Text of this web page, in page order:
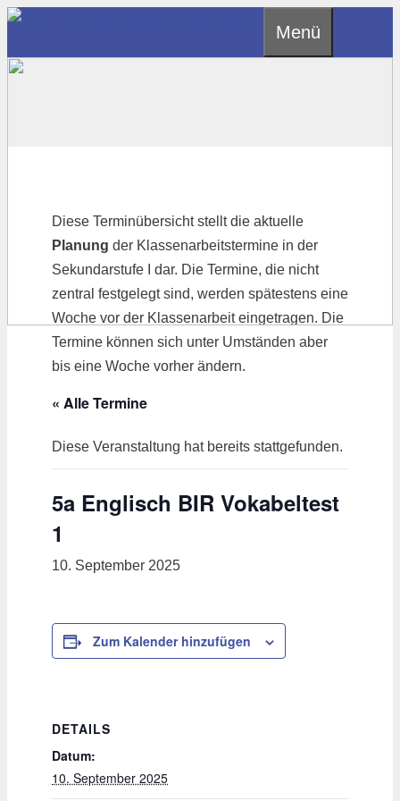
Zum
springen
Menü
Diese Terminübersicht stellt die aktuelle
Planung der Klassenarbeitstermine in der
Sekundarstufe I dar. Die Termine, die nicht
zentral festgelegt sind, werden spätestens eine
Woche vor der Klassenarbeit eingetragen. Die
Termine können sich unter Umständen aber
bis eine Woche vorher ändern.
« Alle Termine
Diese Veranstaltung hat bereits stattgefunden.
5a Englisch BIR Vokabeltest
1
10. September 2025
Zum Kalender hinzufügen
DETAILS
Datum:
10. September 2025